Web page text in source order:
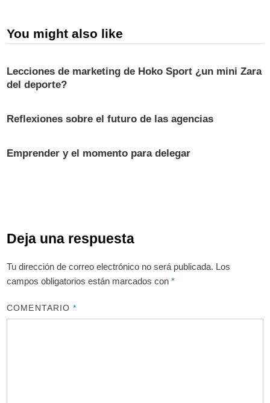
You might also like
Lecciones de marketing de Hoko Sport ¿un mini Zara
del deporte?
Reflexiones sobre el futuro de las agencias
Emprender y el momento para delegar
Deja una respuesta
Tu dirección de correo electrónico no será publicada. Los
campos obligatorios están marcados con*
COMENTARIO*